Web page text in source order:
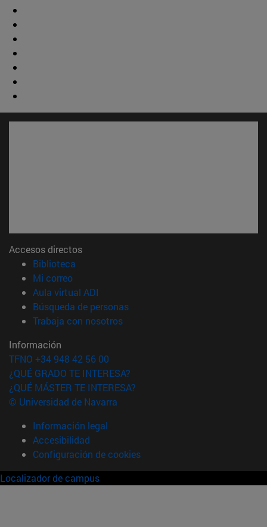
Accesos directos
Biblioteca
Mi correo(abre en nueva ventana)
Aula virtual ADI
Búsqueda de personas(abre en nueva ventana)
Trabaja con nosotros(abre en nueva ventana)
Información
TFNO +34 948 42 56 00
¿QUÉ GRADO TE INTERESA?
¿QUÉ MÁSTER TE INTERESA?
© Universidad de Navarra
Información legal
Accesibilidad
Configuración de cookies
Localizador de campus